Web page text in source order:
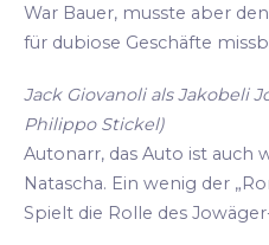
War Bauer, musste aber
für dubiose Geschäfte
Jack Giovanoli als Jakobeli
Philippo Stickel)
Autonarr, das Auto ist auch
Natascha. Ein wenig der
Spielt die Rolle des